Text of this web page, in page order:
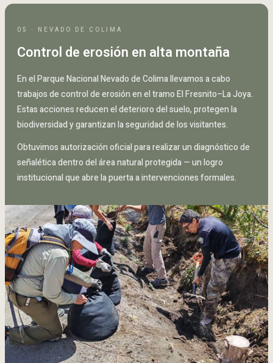
05 · NEVADO DE COLIMA
Control de erosión en alta montaña
En el Parque Nacional Nevado de Colima llevamos a cabo
trabajos de control de erosión en el tramo El Fresnito–La Joya.
Estas acciones reducen el deterioro del suelo, protegen la
biodiversidad y garantizan la seguridad de los visitantes.
Obtuvimos autorización oficial para realizar un diagnóstico de
señalética dentro del área natural protegida — un logro
institucional que abre la puerta a intervenciones formales.